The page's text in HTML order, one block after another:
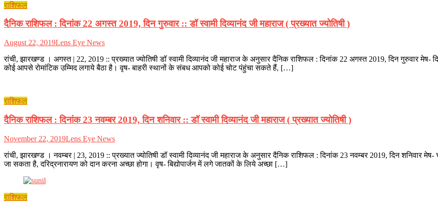
राशिफल
दैनिक राशिफल : दिनांक 22 अगस्त 2019, दिन गुरुवार :: डॉ स्वामी दिव्यानंद जी महाराज ( प्रख्यात ज्योतिषी )
August 22, 2019Lens Eye News
रांची, झारखण्ड । अगस्त | 22, 2019 :: प्रख्यात ज्योतिषी डॉ स्वामी दिव्यानंद जी महाराज के अनुसार दैनिक राशिफल : दिनांक 22 अगस्त 2019, दिन गुरुवार मेष-
कोई आपसे रोमांटिक उम्मिद लगाये बैठा है। वृष- बाहरी स्थानों के संबध आपको कोई चोट पंहुंचा सकते हैं, […]
राशिफल
दैनिक राशिफल : दिनांक 23 नवम्बर 2019, दिन शनिवार :: डॉ स्वामी दिव्यानंद जी महाराज ( प्रख्यात ज्योतिषी )
November 22, 2019Lens Eye News
रांची, झारखण्ड । नवम्बर | 23, 2019 :: प्रख्यात ज्योतिषी डॉ स्वामी दिव्यानंद जी महाराज के अनुसार दैनिक राशिफल : दिनांक 23 नवम्बर 2019, दिन शनिवार मेष-
जा सकता है, दरिद्रनारायण को दान करना अच्छा होगा। वृष- बिद्योपार्जन में लगे जातकों के लिये अच्छा […]
राशिफल